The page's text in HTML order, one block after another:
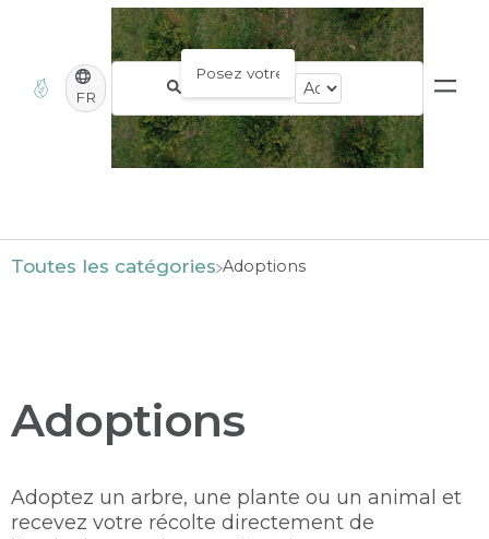
FR
Toutes les catégories ​Adoptions
Adoptions
Adoptez un arbre, une plante ou un animal et
recevez votre récolte directement de